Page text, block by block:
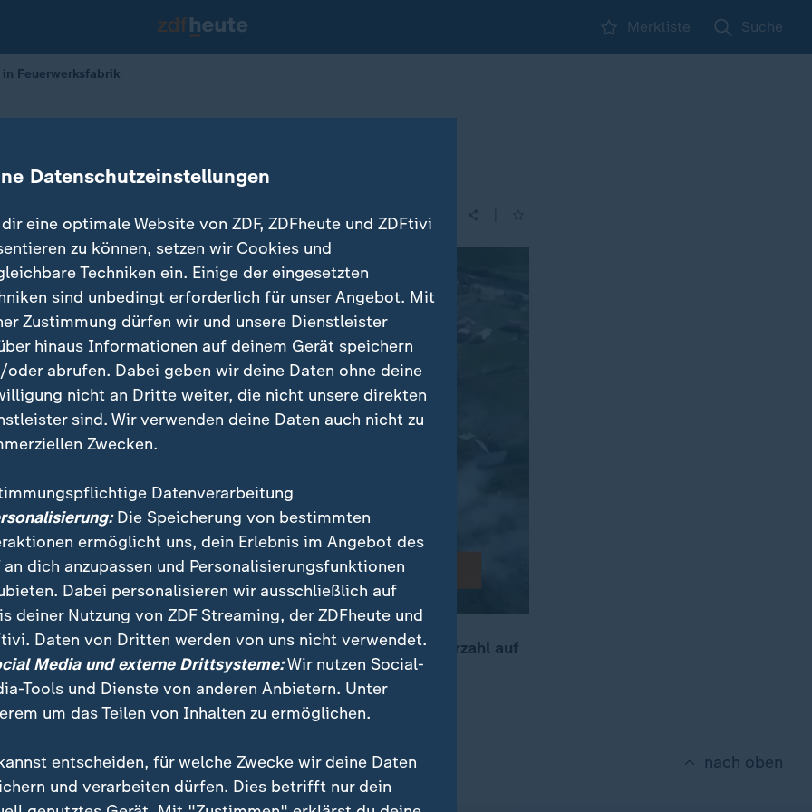
Merkliste Suche
Feuerwerksfabrik
in Feuerwerksfabrik
in einer Feuerwerksfabrik in Mexiko hat sich die Opferzahl auf
49 wurden verletzt.
nach oben
Datenschutzeinstellungen
eine optimale Website von ZDF, ZDFheute und ZDFtivi
zu können, setzen wir Cookies und
Techniken ein. Einige der eingesetzten
sind unbedingt erforderlich für unser Angebot. Mit
Zustimmung dürfen wir und unsere Dienstleister
hinaus Informationen auf deinem Gerät speichern
oder abrufen. Dabei geben wir deine Daten ohne deine
nicht an Dritte weiter, die nicht unsere direkten
sind. Wir verwenden deine Daten auch nicht zu
Zwecken.
Datenverarbeitung
Die Speicherung von bestimmten
ermöglicht uns, dein Erlebnis im Angebot des
an dich anzupassen und Personalisierungsfunktionen
Dabei personalisieren wir ausschließlich auf
deiner Nutzung von ZDF Streaming, der ZDFheute und
Daten von Dritten werden von uns nicht verwendet.
Media und externe Drittsysteme:Wir nutzen Social-
Tools und Dienste von anderen Anbietern. Unter
um das Teilen von Inhalten zu ermöglichen.
entscheiden, für welche Zwecke wir deine Daten
und verarbeiten dürfen. Dies betrifft nur dein